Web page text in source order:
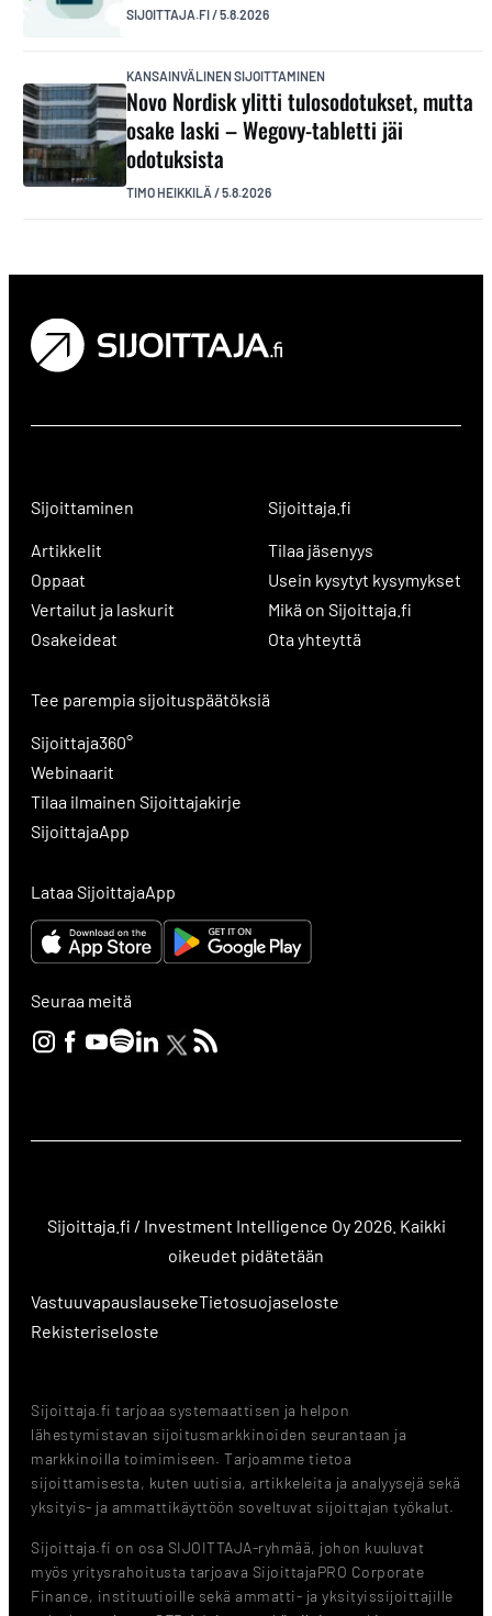
SIJOITTAJA.FI/5.8.2026
KANSAINVÄLINEN SIJOITTAMINEN
Novo Nordisk ylitti tulosodotukset, mutta
osake laski – Wegovy-tabletti jäi
odotuksista
TIMO HEIKKILÄ /5.8.2026
Sijoittaminen
Artikkelit
Oppaat
Vertailut ja laskurit
Osakeideat
Sijoittaja.fi
Tilaa jäsenyys
Usein kysytyt kysymykset
Mikä on Sijoittaja.fi
Ota yhteyttä
Tee parempia sijoituspäätöksiä
Sijoittaja360°
Webinaarit
Tilaa ilmainen Sijoittajakirje
SijoittajaApp
Lataa SijoittajaApp
Seuraa meitä
Sijoittaja.fi / Investment Intelligence Oy 2026. Kaikki
oikeudet pidätetään
VastuuvapauslausekeTietosuojaseloste
Rekisteriseloste
Sijoittaja.fi tarjoaa systemaattisen ja helpon
lähestymistavan sijoitusmarkkinoiden seurantaan ja
markkinoilla toimimiseen. Tarjoamme tietoa
sijoittamisesta, kuten uutisia, artikkeleita ja analyysejä sekä
yksityis- ja ammattikäyttöön soveltuvat sijoittajan työkalut.
Sijoittaja.fi on osa SIJOITTAJA-ryhmää, johon kuuluvat
myös yritysrahoitusta tarjoava SijoittajaPRO Corporate
Finance, instituutioille sekä ammatti- ja yksityissijoittajille